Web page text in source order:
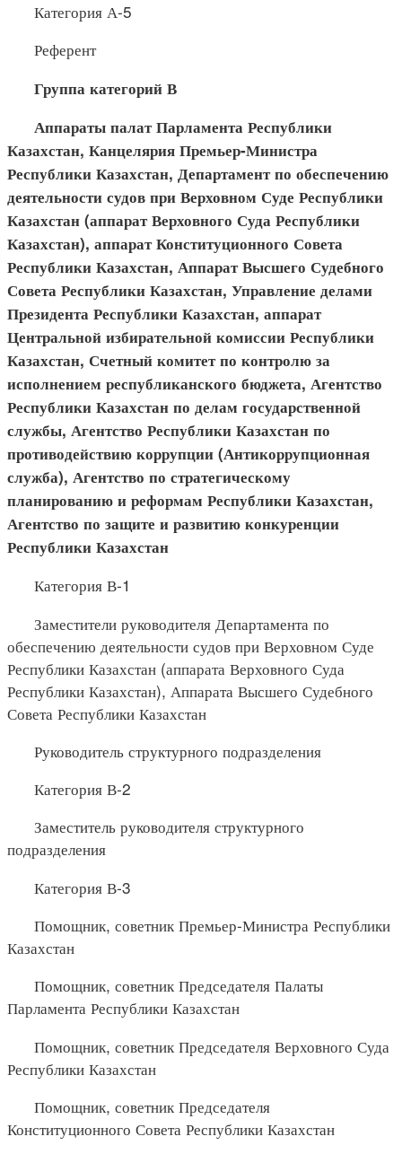
Категория А-5
Референт
Группа категорий В
Аппараты палат Парламента Республики
Казахстан, Канцелярия Премьер-Министра
Республики Казахстан, Департамент по обеспечению
деятельности судов при Верховном Суде Республики
Казахстан (аппарат Верховного Суда Республики
Казахстан), аппарат Конституционного Совета
Республики Казахстан, Аппарат Высшего Судебного
Совета Республики Казахстан, Управление делами
Президента Республики Казахстан, аппарат
Центральной избирательной комиссии Республики
Казахстан, Счетный комитет по контролю за
исполнением республиканского бюджета, Агентство
Республики Казахстан по делам государственной
службы, Агентство Республики Казахстан по
противодействию коррупции (Антикоррупционная
служба), Агентство по стратегическому
планированию и реформам Республики Казахстан,
Агентство по защите и развитию конкуренции
Республики Казахстан
Категория В-1
Заместители руководителя Департамента по
обеспечению деятельности судов при Верховном Суде
Республики Казахстан (аппарата Верховного Суда
Республики Казахстан), Аппарата Высшего Судебного
Совета Республики Казахстан
Руководитель структурного подразделения
Категория В-2
Заместитель руководителя структурного
подразделения
Категория В-3
Помощник, советник Премьер-Министра Республики
Казахстан
Помощник, советник Председателя Палаты
Парламента Республики Казахстан
Помощник, советник Председателя Верховного Суда
Республики Казахстан
Помощник, советник Председателя
Конституционного Совета Республики Казахстан